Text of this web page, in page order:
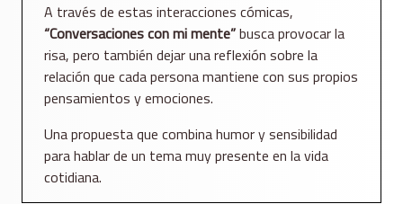
A través de estas interacciones cómicas,
“Conversaciones con mi mente”busca provocar la
risa, pero también dejar una reflexión sobre la
relación que cada persona mantiene con sus propios
pensamientos y emociones.
Una propuesta que combina humor y sensibilidad
para hablar de un tema muy presente en la vida
cotidiana.